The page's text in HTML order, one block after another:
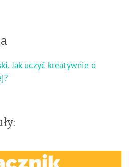
Jak uczyć kreatywnie o